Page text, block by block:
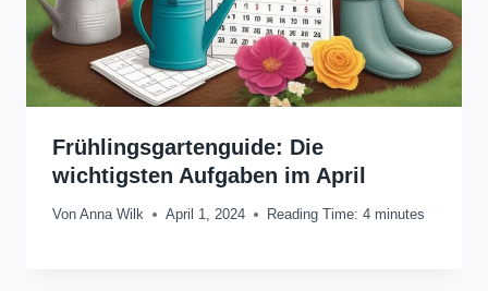
Frühlingsgartenguide: Die
wichtigsten Aufgaben im April
Von Anna Wilk April 1, 2024 Reading Time: 4 minutes